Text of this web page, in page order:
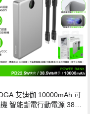
艾迪伽 10000mAh 可
機 智能斷電行動電源 38.5